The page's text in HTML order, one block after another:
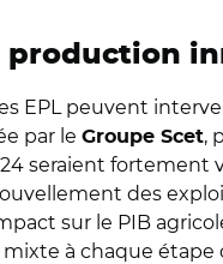
production
EPL peuvent
par le Groupe Scet,
24 seraient
des
sur le PIB
à chaque